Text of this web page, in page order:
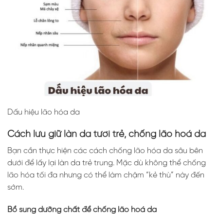
Dấu hiệu lão hóa da
Cách lưu giữ làn da tươi trẻ, chống lão hoá da
Bạn cần thực hiện các cách chống lão hóa da sâu bên
dưới để lấy lại làn da trẻ trung. Mặc dù không thể chống
lão hóa tối đa nhưng có thể làm chậm “kẻ thù” này đến
sớm.
Bổ sung dưỡng chất để chống lão hoá da